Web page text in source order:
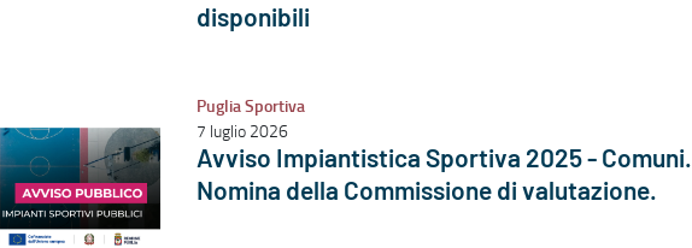
disponibili
Puglia Sportiva
7 luglio 2026
Avviso Impiantistica Sportiva 2025 - Comuni.
Nomina della Commissione di valutazione.